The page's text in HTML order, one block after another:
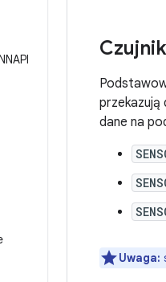
przekazują
dane na
Uwaga: